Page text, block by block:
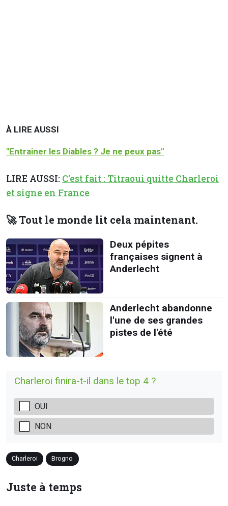
À LIRE AUSSI
"Entrainer les Diables ? Je ne peux pas"
LIRE AUSSI: C'est fait : Titraoui quitte Charleroi
et signe en France
🚀 Tout le monde lit cela maintenant.
Deux pépites
françaises signent à
Anderlecht
Anderlecht abandonne
l'une de ses grandes
pistes de l'été
Charleroi finira-t-il dans le top 4 ?
OUI
NON
Charleroi Brogno
Juste à temps